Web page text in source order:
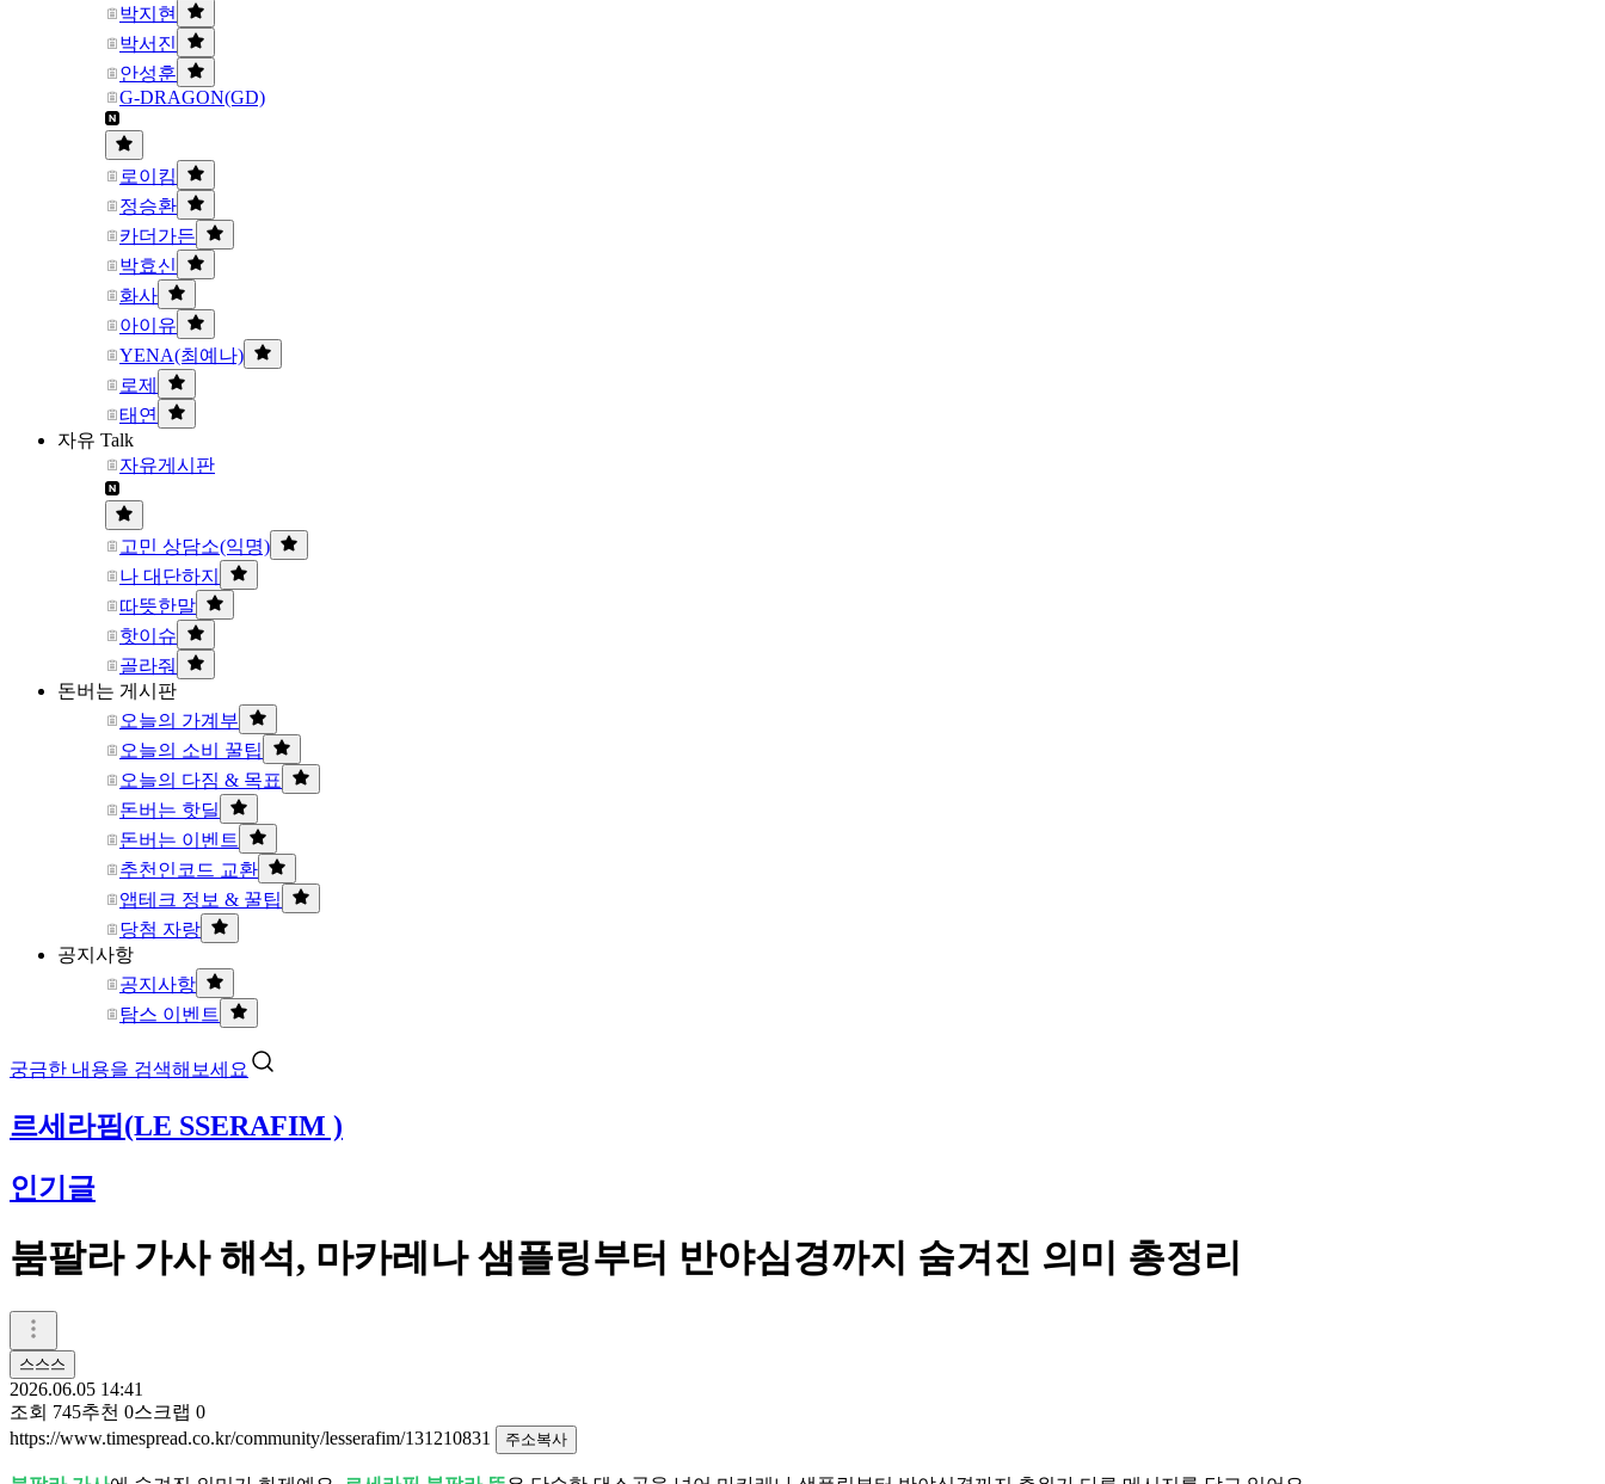
박지현
박서진
안성훈
G-DRAGON(GD)
로이킴
정승환
카더가든
박효신
화사
아이유
YENA(최예나)
로제
태연
자유 Talk
자유게시판
고민 상담소(익명)
나 대단하지
따뜻한말
핫이슈
골라줘
돈버는 게시판
오늘의 가계부
오늘의 소비 꿀팁
오늘의 다짐 & 목표
돈버는 핫딜
돈버는 이벤트
추천인코드 교환
앱테크 정보 & 꿀팁
당첨 자랑
공지사항
공지사항
탐스 이벤트
궁금한 내용을 검색해보세요
르세라핌(LE SSERAFIM )
인기글
붐팔라 가사 해석, 마카레나 샘플링부터 반야심경까지 숨겨진 의미 총정리
스스스
2026.06.05 14:41
조회 745추천 0스크랩 0
https://www.timespread.co.kr/community/lesserafim/131210831
주소복사